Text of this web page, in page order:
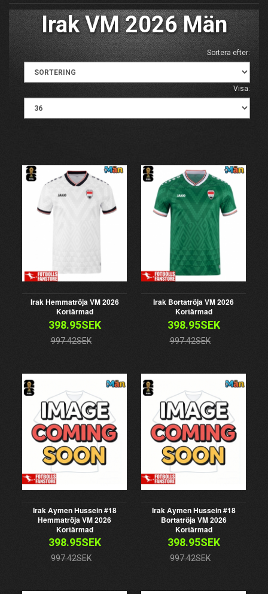
Irak VM 2026 Män
Sortera efter:
Visa:
Irak Hemmatröja VM 2026
Kortärmad
398.95SEK
997.42SEK
Irak Bortatröja VM 2026
Kortärmad
398.95SEK
997.42SEK
Irak Aymen Hussein #18
Hemmatröja VM 2026
Kortärmad
398.95SEK
997.42SEK
Irak Aymen Hussein #18
Bortatröja VM 2026
Kortärmad
398.95SEK
997.42SEK